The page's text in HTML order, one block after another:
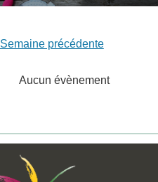
Semaine précédente
Aucun évènement